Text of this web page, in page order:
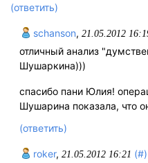
(ответить)
schanson, 21.05.2012
отличный анализ
Шушаркина)))
спасибо пани Юлия!
Шушарина показала, что
(ответить)
roker, 21.05.2012 16:21 (#)